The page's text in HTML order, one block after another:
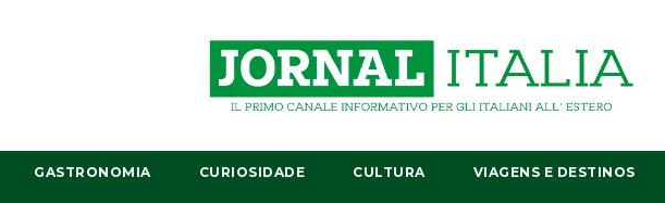
GASTRONOMIA CURIOSIDADE CULTURA VIAGENS E DESTINOS